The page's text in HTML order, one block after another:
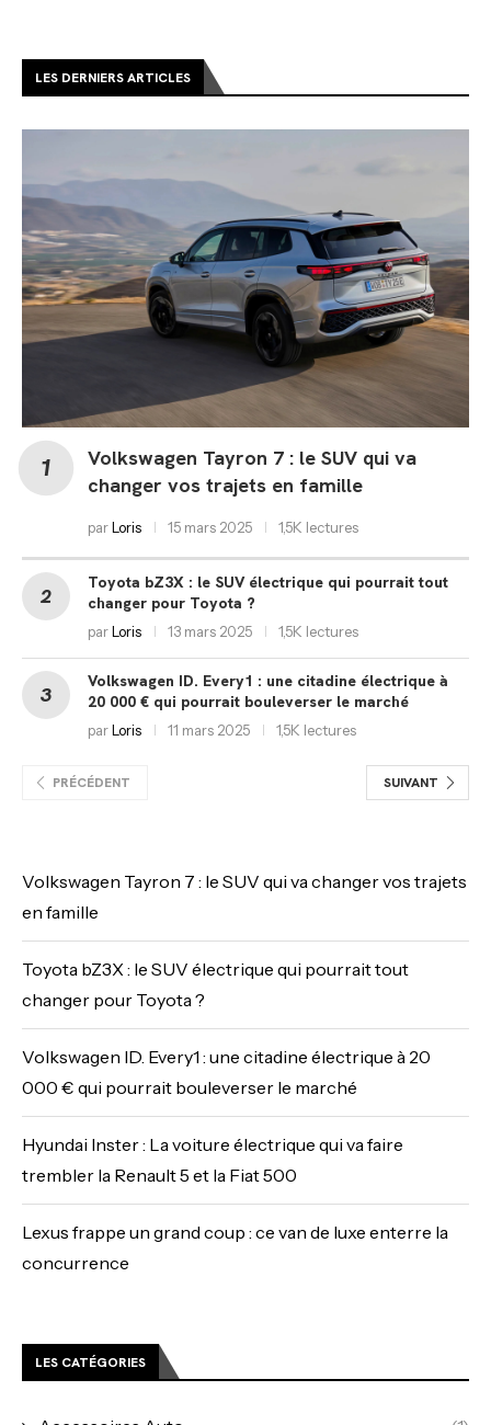
LES DERNIERS ARTICLES
Volkswagen Tayron 7 : le SUV qui va
changer vos trajets en famille
parLoris 15 mars 2025 1,5K lectures
Toyota bZ3X : le SUV électrique qui pourrait tout
changer pour Toyota ?
parLoris 13 mars 2025 1,5K lectures
Volkswagen ID. Every1 : une citadine électrique à
20 000 € qui pourrait bouleverser le marché
parLoris 11 mars 2025 1,5K lectures
PRÉCÉDENT SUIVANT
Volkswagen Tayron 7 : le SUV qui va changer vos trajets
en famille
Toyota bZ3X : le SUV électrique qui pourrait tout
changer pour Toyota ?
Volkswagen ID. Every1 : une citadine électrique à 20
000 € qui pourrait bouleverser le marché
Hyundai Inster : La voiture électrique qui va faire
trembler la Renault 5 et la Fiat 500
Lexus frappe un grand coup : ce van de luxe enterre la
concurrence
LES CATÉGORIES